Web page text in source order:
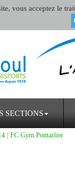
vous acceptez le
SECTIONS
FC Gym Pontarlier